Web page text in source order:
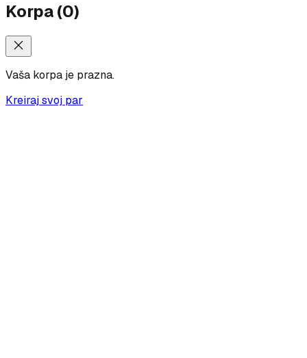
Korpa(0)
Vaša korpa je prazna.
Kreiraj svoj par